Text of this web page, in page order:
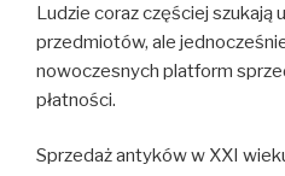
Ludzie coraz częściej szukają
przedmiotów, ale
nowoczesnych platform
płatności.
Sprzedaż antyków w XXI